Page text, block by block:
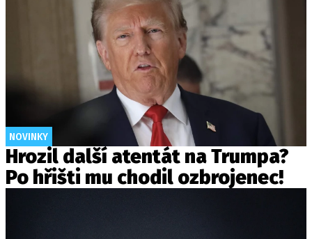
NOVINKY
Hrozil další atentát na Trumpa?
Po hřišti mu chodil ozbrojenec!